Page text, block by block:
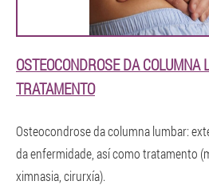
OSTEOCONDROSE DA
TRATAMENTO
Osteocondrose da columna lumbar:
da enfermidade, así como tratamento
ximnasia, cirurxía).